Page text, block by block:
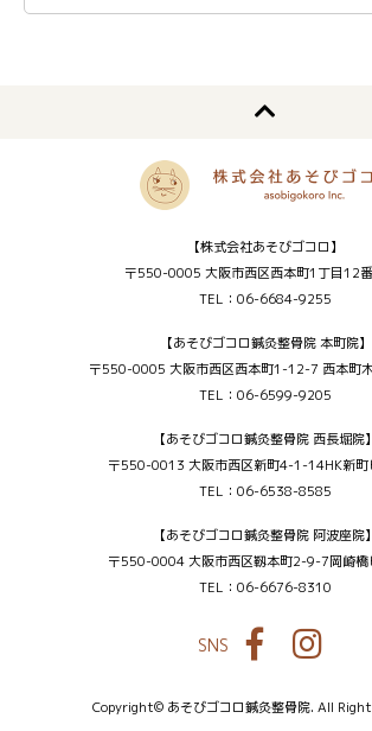
【株式会社あそびゴコロ】
〒550-0005 大阪市西区西本町1丁目12
TEL：06-6684-9255
【あそびゴコロ鍼灸整骨院 本町院】
〒550-0005 大阪市西区西本町1-12-7 西本町
TEL：06-6599-9205
【あそびゴコロ鍼灸整骨院 西長堀院】
〒550-0013 大阪市西区新町4-1-14HK新
TEL：06-6538-8585
【あそびゴコロ鍼灸整骨院 阿波座院】
〒550-0004 大阪市西区靱本町2-9-7岡崎
TEL：06-6676-8310
SNS Facebook
Copyright© あそびゴコロ鍼灸整骨院. All